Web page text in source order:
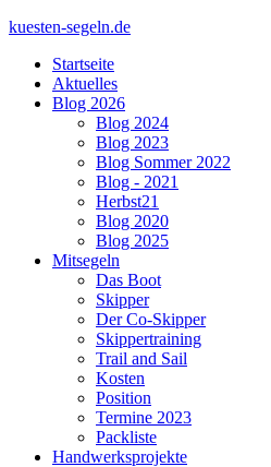
kuesten-segeln.de
Startseite
Aktuelles
Blog 2026
Blog 2024
Blog 2023
Blog Sommer 2022
Blog - 2021
Herbst21
Blog 2020
Blog 2025
Mitsegeln
Das Boot
Skipper
Der Co-Skipper
Skippertraining
Trail and Sail
Kosten
Position
Termine 2023
Packliste
Handwerksprojekte